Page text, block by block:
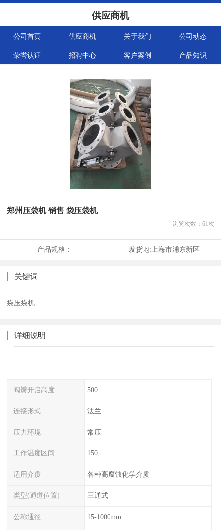
供应商机
公司首页 供应商机 关于我们 公司动态
荣誉认证 招聘中心 客户案例 产品知识
郑州压袋机 销售 袋压袋机
浏览次数： 61次
产品规格： 发货地: 上海市浦东新区
关键词
袋压袋机
详细说明
阀瓣开启高度 500
连接形式 法兰
压力环境 常压
工作温度区间 150
适用介质 各种高腐蚀化学介质
类型(通道位置) 三通式
公称通径 15-1000mm